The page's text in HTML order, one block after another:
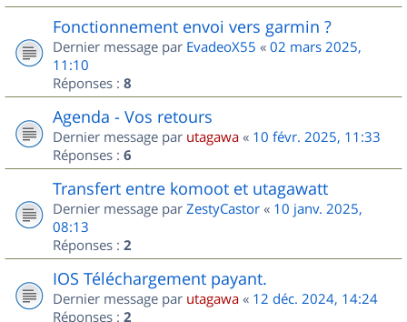
Fonctionnement envoi vers garmin ?
Dernier message par EvadeoX55 « 02 mars 2025,
11:10
Réponses : 8
Agenda - Vos retours
Dernier message par utagawa « 10 févr. 2025, 11:33
Réponses : 6
Transfert entre komoot et utagawatt
Dernier message par ZestyCastor « 10 janv. 2025,
08:13
Réponses : 2
IOS Téléchargement payant.
Dernier message par utagawa « 12 déc. 2024, 14:24
Réponses : 2